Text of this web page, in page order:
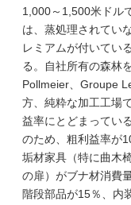
1,000～1,500米ドル
は、蒸処理されてい
レミアムが付いてい
る。自社所有の森林
Pollmeier、Groupe
方、純粋な加工工場
益率にとどまってい
のため、粗利益率が
垢材家具（特に曲木
の扉）がブナ材消費
階段部品が15％、内